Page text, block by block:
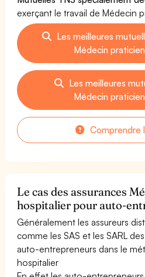
exerçant le travail de Médecin
Les meilleures
Médecin
Les meilleures
Médecin
Comprendre
Le cas des assurances
hospitalier pour auto-
Généralement les assureurs
comme les SAS et les SARL
auto-entrepreneurs dans le
hospitalier